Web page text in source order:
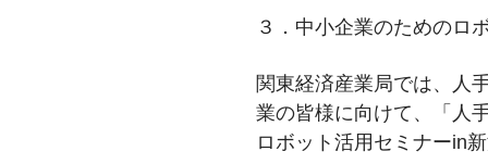
３．中小企業のためのロ
関東経済産業局では、人
業の皆様に向けて、「人
ロボット活用セミナーin